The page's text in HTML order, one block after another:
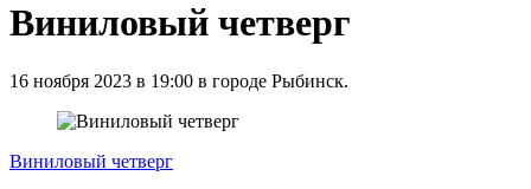
Виниловый четверг
16 ноября 2023 в 19:00 в городе Рыбинск.
Виниловый четверг